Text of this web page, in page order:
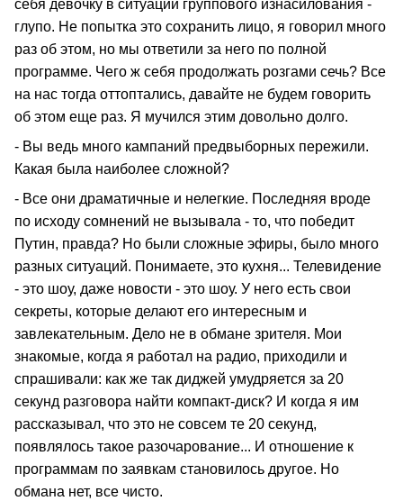
себя девочку в ситуации группового изнасилования -
глупо. Не попытка это сохранить лицо, я говорил много
раз об этом, но мы ответили за него по полной
программе. Чего ж себя продолжать розгами сечь? Все
на нас тогда оттоптались, давайте не будем говорить
об этом еще раз. Я мучился этим довольно долго.
- Вы ведь много кампаний предвыборных пережили.
Какая была наиболее сложной?
- Все они драматичные и нелегкие. Последняя вроде
по исходу сомнений не вызывала - то, что победит
Путин, правда? Но были сложные эфиры, было много
разных ситуаций. Понимаете, это кухня... Телевидение
- это шоу, даже новости - это шоу. У него есть свои
секреты, которые делают его интересным и
завлекательным. Дело не в обмане зрителя. Мои
знакомые, когда я работал на радио, приходили и
спрашивали: как же так диджей умудряется за 20
секунд разговора найти компакт-диск? И когда я им
рассказывал, что это не совсем те 20 секунд,
появлялось такое разочарование... И отношение к
программам по заявкам становилось другое. Но
обмана нет, все чисто.